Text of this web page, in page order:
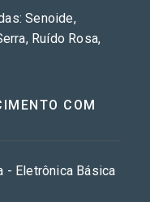
Senoide,
Ruído Rosa,
COM
- Eletrônica Básica